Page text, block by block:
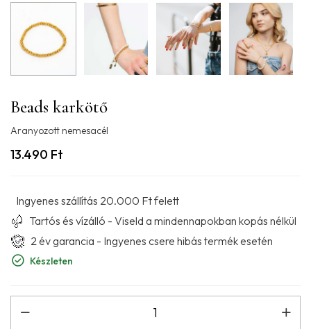
Beads karkötő
Aranyozott nemesacél
13.490 Ft
Ingyenes szállítás 20.000 Ft felett
Tartós és vízálló - Viseld a mindennapokban kopás nélkül
2 év garancia - Ingyenes csere hibás termék esetén
Készleten